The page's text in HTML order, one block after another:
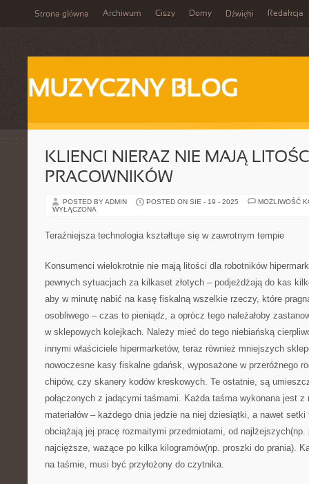
Strona główna Archiwum Ciszy Domy Dźwięki Redakcja
MUZYCZNY BLOG
KLIENCI NIERAZ NIE MAJĄ
PRACOWNIKÓW
POSTED BY ADMIN POSTED ON SIE - 19 - 2025
MOŻLIWOŚĆ
WYŁĄCZONA
Teraźniejsza technologia kształtuje się w zawrotnym tempie
Konsumenci wielokrotnie nie mają litości dla robotników
pewnych sytuacjach za kilkaset złotych – podjeżdżają do kas
aby w minutę nabić na kasę fiskalną wszelkie rzeczy, które
osobliwego – czas to pieniądz, a oprócz tego należałoby
w sklepowych kolejkach. Należy mieć do tego niebiańską
innymi właściciele hipermarketów, teraz również mniejszych
nowoczesne kasy fiskalne gdańsk, wyposażone w przeróżnego
chipów, czy skanery kodów kreskowych. Te ostatnie, są
połączonych z jadącymi taśmami. Każda taśma wykonana jest z
materiałów – każdego dnia jedzie na niej dziesiątki, a nawet
obciążają jej pracę rozmaitymi przedmiotami, od
najcięższe, ważące po kilka kilogramów(np. proszki do prania).
na taśmie, musi być przyłożony do czytnika.